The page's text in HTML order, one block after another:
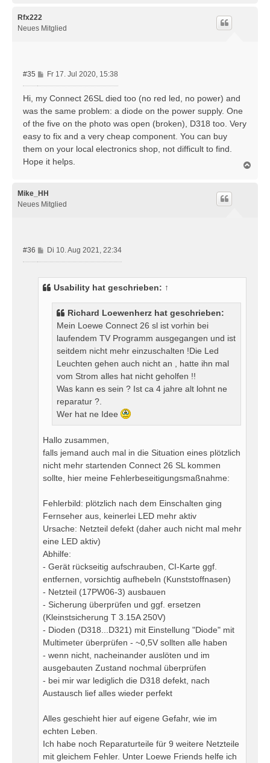
Rfx222
Neues Mitglied
#35
B
e
i
t
a
g
Fr 17. Jul 2020, 15:38
Hi, my Connect 26SL died too (no red led, no power) and
was the same problem: a diode on the power supply. One
of the five on the photo was open (broken), D318 too. Very
easy to fix and a very cheap component. You can buy
them on your local electronics shop, not difficult to find.
Hope it helps.
Mike_HH
Neues Mitglied
#36
B
e
r
Di 10. Aug 2021, 22:34
Usability hat geschrieben: ↑
Richard Loewenherz hat geschrieben:
Mein Loewe Connect 26 sl ist vorhin bei
laufendem TV Programm ausgegangen und ist
seitdem nicht mehr einzuschalten !Die Led
Leuchten gehen auch nicht an , hatte ihn mal
vom Strom alles hat nicht geholfen !!
Was kann es sein ? Ist ca 4 jahre alt lohnt ne
reparatur ?.
Wer hat ne Idee
Hallo zusammen,
falls jemand auch mal in die Situation eines plötzlich
nicht mehr startenden Connect 26 SL kommen
sollte, hier meine Fehlerbeseitigungsmaßnahme:
Fehlerbild: plötzlich nach dem Einschalten ging
Fernseher aus, keinerlei LED mehr aktiv
Ursache: Netzteil defekt (daher auch nicht mal mehr
eine LED aktiv)
Abhilfe:
- Gerät rückseitig aufschrauben, CI-Karte ggf.
entfernen, vorsichtig aufhebeln (Kunststoffnasen)
- Netzteil (17PW06-3) ausbauen
- Sicherung überprüfen und ggf. ersetzen
(Kleinstsicherung T 3.15A 250V)
- Dioden (D318...D321) mit Einstellung "Diode" mit
Multimeter überprüfen - ~0,5V sollten alle haben
- wenn nicht, nacheinander auslöten und im
ausgebauten Zustand nochmal überprüfen
- bei mir war lediglich die D318 defekt, nach
Austausch lief alles wieder perfekt
Alles geschieht hier auf eigene Gefahr, wie im
echten Leben.
Ich habe noch Reparaturteile für 9 weitere Netzteile
mit gleichem Fehler. Unter Loewe Friends helfe ich